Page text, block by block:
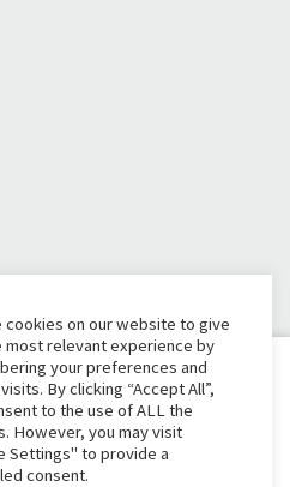
para crear su
cookies on our website to give
most relevant experience by
your preferences and
By clicking “Accept All”,
to the use of ALL the
However, you may visit
Settings" to provide a
consent.